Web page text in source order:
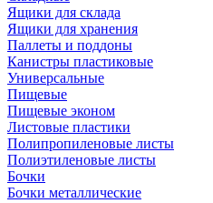
Ящики для склада
Ящики для хранения
Паллеты и поддоны
Канистры пластиковые
Универсальные
Пищевые
Пищевые эконом
Листовые пластики
Полипропиленовые листы
Полиэтиленовые листы
Бочки
Бочки металлические